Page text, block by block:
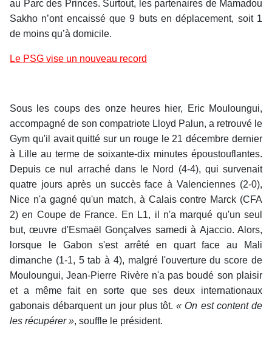
au Parc des Princes. Surtout, les partenaires de Mamadou
Sakho n’ont encaissé que 9 buts en déplacement, soit 1
de moins qu’à domicile.
Le PSG vise un nouveau record
Sous les coups des onze heures hier, Eric Mouloungui,
accompagné de son compatriote Lloyd Palun, a retrouvé le
Gym qu'il avait quitté sur un rouge le 21 décembre dernier
à Lille au terme de soixante-dix minutes époustouflantes.
Depuis ce nul arraché dans le Nord (4-4), qui survenait
quatre jours après un succès face à Valenciennes (2-0),
Nice n'a gagné qu'un match, à Calais contre Marck (CFA
2) en Coupe de France. En L1, il n'a marqué qu'un seul
but, œuvre d'Esmaël Gonçalves samedi à Ajaccio. Alors,
lorsque le Gabon s'est arrêté en quart face au Mali
dimanche (1-1, 5 tab à 4), malgré l'ouverture du score de
Mouloungui, Jean-Pierre Rivère n'a pas boudé son plaisir
et a même fait en sorte que ses deux internationaux
gabonais débarquent un jour plus tôt.« On est content de
les récupérer », souffle le président.